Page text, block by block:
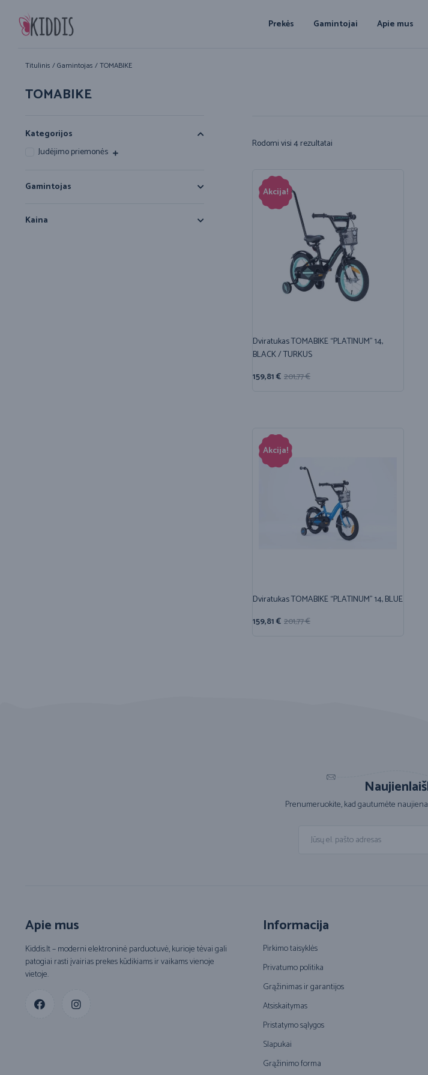
Prekės Gamintojai Apie mus
Titulinis / Gamintojas / TOMABIKE
TOMABIKE
Kategorijos
Judėjimo priemonės
Gamintojas
Kaina
Rodomi visi 4 rezultatai
Akcija!
Dviratukas TOMABIKE “PLATINUM” 14,
BLACK / TURKUS
201,77€
159,81€
Akcija!
Dviratukas TOMABIKE “PLATINUM” 14, BLUE
201,77€
159,81€
Prenumeruokite, kad gautumėte
Apie mus
Kiddis.lt – moderni elektroninė parduotuvė, kurioje tėvai gali
patogiai rasti įvairias prekes kūdikiams ir vaikams vienoje
vietoje.
Informacija
Pirkimo taisyklės
Privatumo politika
Grąžinimas ir garantijos
Atsiskaitymas
Pristatymo sąlygos
Slapukai
Grąžinimo forma